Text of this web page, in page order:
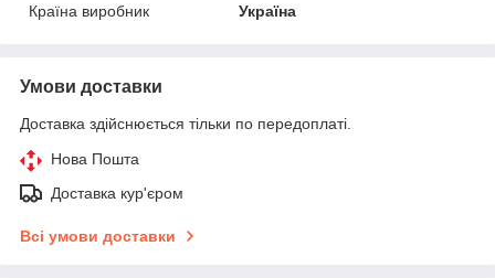
Країна виробник
Україна
Умови доставки
Доставка здійснюється тільки по передоплаті.
Нова Пошта
Доставка кур'єром
Всі умови доставки